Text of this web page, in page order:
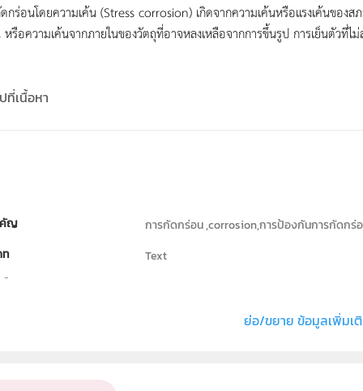
กร่อนโดยความเค้น (Stress corrosion) เกิดจากความเค้นหรือแรงเค้นขอ
รือความเค้นจากภายในของวัตถุที่อาจหลงเหลือจากการขึ้นรูป การเย็นตัวที่ไ
ที่เนื้อหา
คัญ
การกัดกร่อน ,corrosion,การป้องกันการกัดกร่
ท
Text
ย่อ/ขยาย ข้อมูลเพิ่มเ